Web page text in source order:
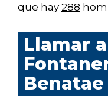
que hay 288
Llamar
Benatae